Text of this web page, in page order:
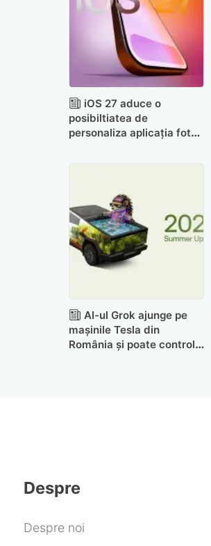
iOS 27 aduce o
posibiltiatea de
personaliza aplicația foto
AI-ul Grok ajunge pe
mașinile Tesla din
România și poate controla
Despre
Despre noi